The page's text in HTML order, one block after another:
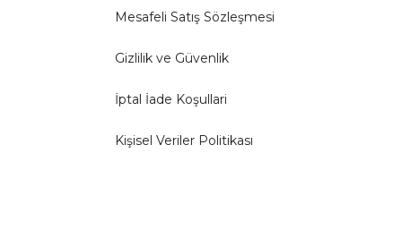
Mesafeli Satış Sözleşmesi
Gizlilik ve Güvenlik
İptal İade Koşullari
Kişisel Veriler Politikası